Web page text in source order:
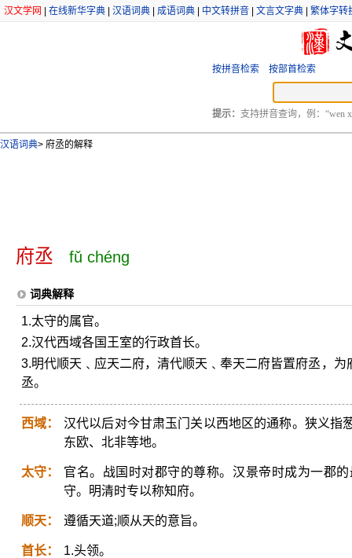
汉文学网 在线新华字典 汉语词典 成语词典 中文转拼音 文言文字典 繁体字转
按拼音检索 按部首检索
提示： 支持拼音查询，例：“wen
汉语词典> 府丞的解释
府丞 fǔ chéng
词典解释
1.太守的属官。
2.汉代西域各国王室的行政首长。
3.明代顺天﹑应天二府，清代顺天﹑奉天二府皆置府丞，
丞。
西域：
汉代以后对今甘肃玉门关以西地区的通称。狭义指
东欧、北非等地。
太守：
官名。战国时对郡守的尊称。汉景帝时成为一郡
守。明清时专以称知府。
顺天： 遵循天道;顺从天的意旨。
首长：
1.头领。